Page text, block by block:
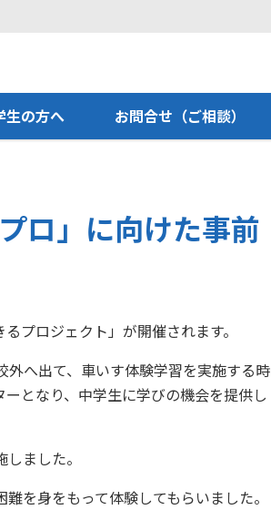
生の方へ お問合せ（ご相談）
ロ」に向けた事前
プロジェクト」が開催されます。
外へ出て、車いす体験学習を実施する時
となり、中学生に学びの機会を提供し
ました。
を身をもって体験してもらいました。